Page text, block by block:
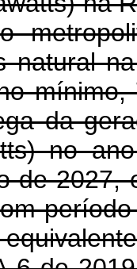
natural
da
no
de 2027,